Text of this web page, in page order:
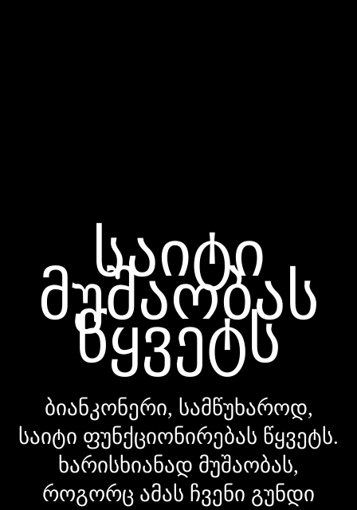
საიტი
მუშაობას
წყვეტს
ბიანკონერი, სამწუხაროდ,
საიტი ფუნქციონირებას წყვეტს.
ხარისხიანად მუშაობას,
როგორც ამას ჩვენი გუნდი